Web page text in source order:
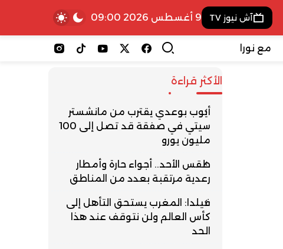
آش نيوز TV 9 أغسطس 2026 09:00
مع نورا
الأكثر قراءة
أيوب بوعدي يقترب من مانشستر
سيتي في صفقة قد تصل إلى 100
مليون يورو
طقس الأحد.. أجواء حارة وأمطار
رعدية مرتقبة بعدد من المناطق
فيلدا: المغرب يستحق التأهل إلى
كأس العالم ولن نتوقف عند هذا
الحد